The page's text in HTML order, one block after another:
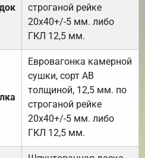
строганой рейке
20х40+/-5 мм. либо
ГКЛ 12,5 мм.
Евровагонка камерной
сушки, сорт АВ
толщиной, 12,5 мм. по
строганой рейке
20х40+/-5 мм. либо
ГКЛ 12,5 мм.